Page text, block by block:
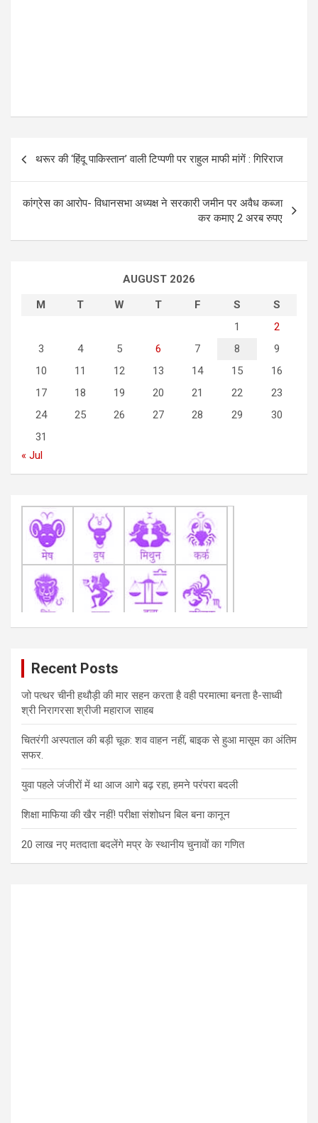
n
थरूर की ‘हिंदू पाकिस्तान’ वाली टिप्पणी पर राहुल माफी मांगें : गिरिराज
कांग्रेस का आरोप- विधानसभा अध्यक्ष ने सरकारी जमीन पर अवैध कब्जा
कर कमाए 2 अरब रुपए
AUGUST 2026
M
T W T F S
S
1
2
3
4 5 6 7 8
9
10
11 12 13 14 15
16
17
18 19 20 21 22
23
24
25 26 27 28 29
30
31
« Jul
Recent Posts
जो पत्थर चीनी हथौड़ी की मार सहन करता है वही परमात्मा बनता है-साध्वी
श्री निरागरसा श्रीजी महाराज साहब
चितरंगी अस्पताल की बड़ी चूक: शव वाहन नहीं, बाइक से हुआ मासूम का अंतिम
सफर.
युवा पहले जंजीरों में था आज आगे बढ़ रहा, हमने परंपरा बदली
शिक्षा माफिया की खैर नहीं! परीक्षा संशोधन बिल बना कानून
20 लाख नए मतदाता बदलेंगे मप्र के स्थानीय चुनावों का गणित